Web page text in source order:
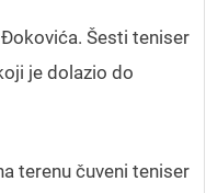
Šesti teniser
je dolazio do
terenu čuveni teniser